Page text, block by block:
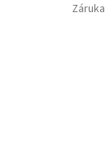
Záruka